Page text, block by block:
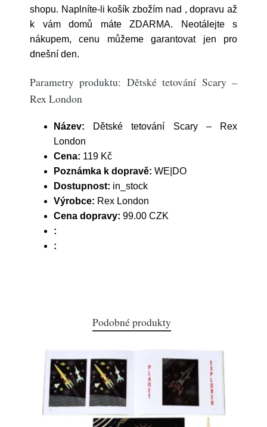
shopu. Naplníte-li košík zbožím nad , dopravu až
k vám domů máte ZDARMA. Neotálejte s
nákupem, cenu můžeme garantovat jen pro
dnešní den.
Parametry produktu: Dětské tetování Scary –
Rex London
Název: Dětské tetování Scary – Rex
London
Cena: 119 Kč
Poznámka k dopravě: WE|DO
Dostupnost: in_stock
Výrobce: Rex London
Cena dopravy: 99.00 CZK
:
:
Podobné produkty